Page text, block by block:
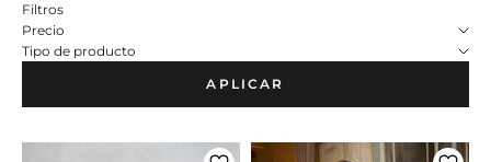
Filtros
Precio
Tipo de producto
APLICAR